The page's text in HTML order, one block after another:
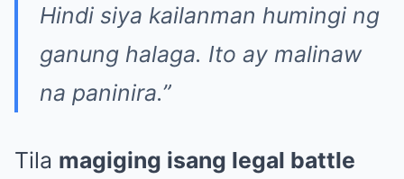
Hindi siya kailanman humingi ng
ganung halaga. Ito ay malinaw
na paninira.”
Tila magiging isang legal battle